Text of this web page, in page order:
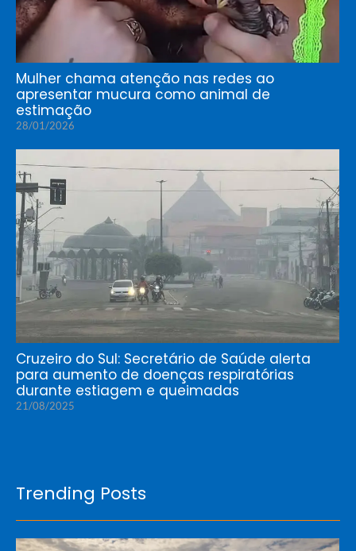
Mulher chama atenção nas redes ao
apresentar mucura como animal de
estimação
28/01/2026
Cruzeiro do Sul: Secretário de Saúde alerta
para aumento de doenças respiratórias
durante estiagem e queimadas
21/08/2025
Trending Posts